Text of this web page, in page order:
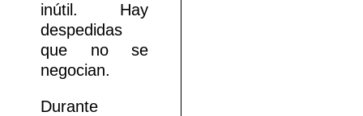
inútil. Hay
despedidas
que no se
negocian.
Durante